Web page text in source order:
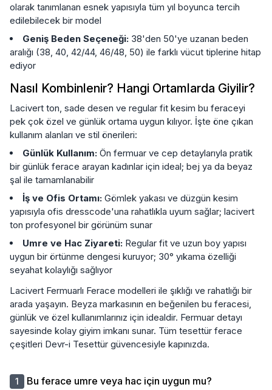
olarak tanımlanan esnek yapısıyla tüm yıl boyunca tercih
edilebilecek bir model
Geniş Beden Seçeneği: 38'den 50'ye uzanan beden
aralığı (38, 40, 42/44, 46/48, 50) ile farklı vücut tiplerine hitap
ediyor
Nasıl Kombinlenir? Hangi Ortamlarda Giyilir?
Lacivert ton, sade desen ve regular fit kesim bu feraceyi
pek çok özel ve günlük ortama uygun kılıyor. İşte öne çıkan
kullanım alanları ve stil önerileri:
Günlük Kullanım: Ön fermuar ve cep detaylarıyla pratik
bir günlük ferace arayan kadınlar için ideal; bej ya da beyaz
şal ile tamamlanabilir
İş ve Ofis Ortamı: Gömlek yakası ve düzgün kesim
yapısıyla ofis dresscode'una rahatlıkla uyum sağlar; lacivert
ton profesyonel bir görünüm sunar
Umre ve Hac Ziyareti: Regular fit ve uzun boy yapısı
uygun bir örtünme dengesi kuruyor; 30° yıkama özelliği
seyahat kolaylığı sağlıyor
Lacivert Fermuarlı Ferace modelleri ile şıklığı ve rahatlığı bir
arada yaşayın. Beyza markasının en beğenilen bu feracesi,
günlük ve özel kullanımlarınız için idealdir. Fermuar detayı
sayesinde kolay giyim imkanı sunar. Tüm tesettür ferace
çeşitleri Devr-i Tesettür güvencesiyle kapınızda.
Bu ferace umre veya hac için uygun mu?